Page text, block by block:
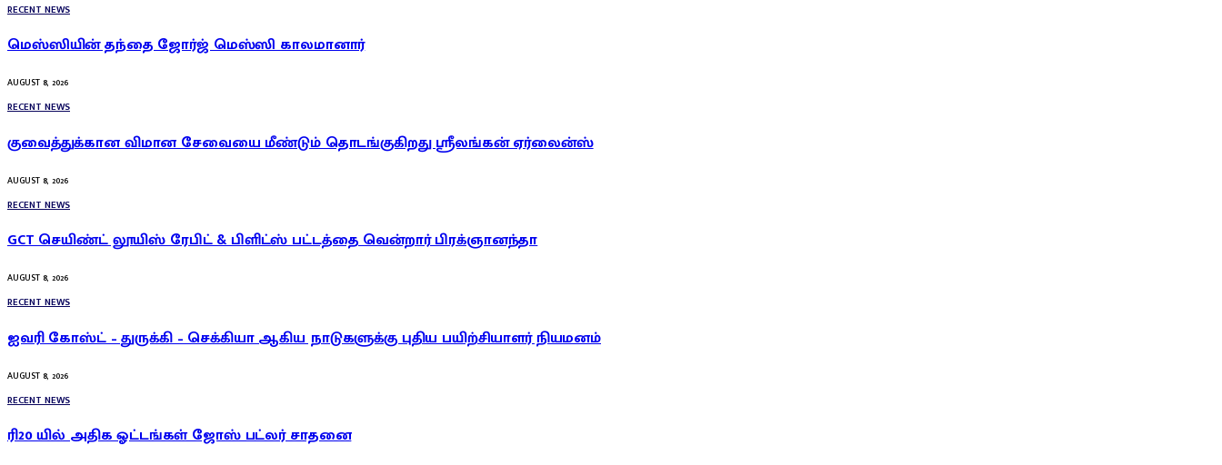
RECENT NEWS
மெஸ்ஸியின் தந்தை ஜோர்ஜ் மெஸ்ஸி காலமானார்
AUGUST 8, 2026
RECENT NEWS
குவைத்துக்கான விமான சேவையை மீண்டும் தொடங்குகிறது ஸ்ரீலங்கன் ஏர்லைன்ஸ்
AUGUST 8, 2026
RECENT NEWS
GCT செயிண்ட் லூயிஸ் ரேபிட் & பிளிட்ஸ் பட்டத்தை வென்றார் பிரக்ஞானந்தா
AUGUST 8, 2026
RECENT NEWS
ஐவரி கோஸ்ட் – துருக்கி – செக்கியா ஆகிய நாடுகளுக்கு புதிய பயிற்சியாளர் நியமனம்
AUGUST 8, 2026
RECENT NEWS
ரி20 யில் அதிக ஓட்டங்கள் ஜோஸ் பட்லர் சாதனை